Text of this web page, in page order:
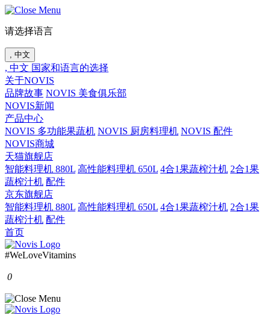
请选择语言
, 中文
, 中文 国家和语言的选择
关于NOVIS
品牌故事 NOVIS 美食俱乐部
NOVIS新闻
产品中心
NOVIS 多功能果蔬机 NOVIS 厨房料理机 NOVIS 配件
NOVIS商城
天猫旗舰店
智能料理机 880L 高性能料理机 650L 4合1果蔬榨汁机 2合1果
蔬榨汁机 配件
京东旗舰店
智能料理机 880L 高性能料理机 650L 4合1果蔬榨汁机 2合1果
蔬榨汁机 配件
首页
#WeLoveVitamins
0